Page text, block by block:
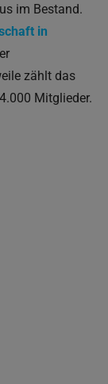
im Bestand.
in
zählt das
Mitglieder.